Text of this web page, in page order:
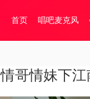
首页 唱吧麦克风
情哥情妹下江